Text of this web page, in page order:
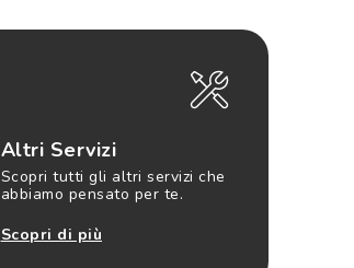
Altri Servizi
Scopri tutti gli altri servizi che
abbiamo pensato per te.
Scopri di più